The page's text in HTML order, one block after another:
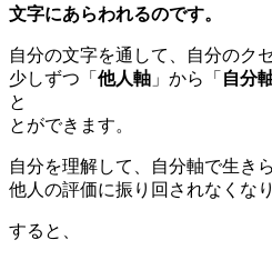
文字にあらわれるのです。
自分の文字を通して、自分のク
少しずつ「 他人軸 」から「 自分
と シフト
とができます。
自分を理解して、自分軸で生き
他人の評価に振り回されなくなり
すると、